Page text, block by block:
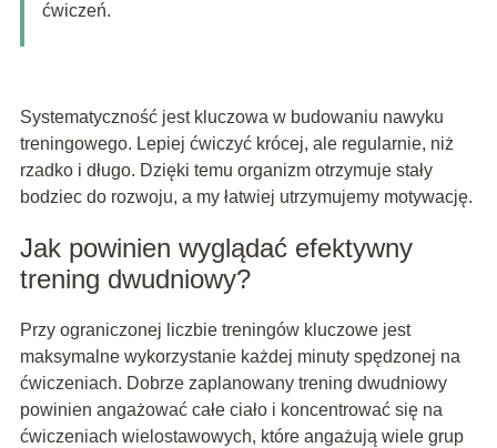
ćwiczeń.
Systematyczność jest kluczowa w budowaniu nawyku
treningowego. Lepiej ćwiczyć krócej, ale regularnie, niż
rzadko i długo. Dzięki temu organizm otrzymuje stały
bodziec do rozwoju, a my łatwiej utrzymujemy motywację.
Jak powinien wyglądać efektywny
trening dwudniowy?
Przy ograniczonej liczbie treningów kluczowe jest
maksymalne wykorzystanie każdej minuty spędzonej na
ćwiczeniach. Dobrze zaplanowany trening dwudniowy
powinien angażować całe ciało i koncentrować się na
ćwiczeniach wielostawowych, które angażują wiele grup